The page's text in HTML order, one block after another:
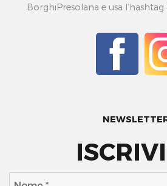
BorghiPresolana e usa